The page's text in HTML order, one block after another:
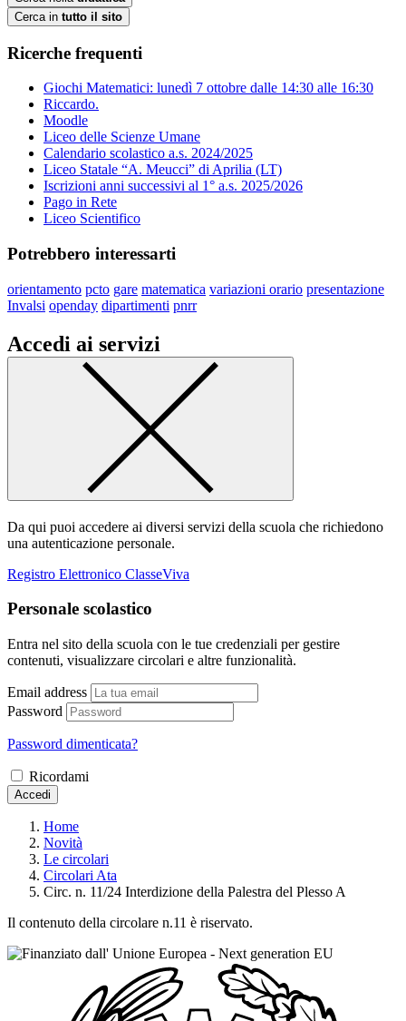
Cerca in tutto il sito
Ricerche frequenti
Giochi Matematici: lunedì 7 ottobre dalle 14:30 alle 16:30
Riccardo.
Moodle
Liceo delle Scienze Umane
Calendario scolastico a.s. 2024/2025
Liceo Statale “A. Meucci” di Aprilia (LT)
Iscrizioni anni successivi al 1° a.s. 2025/2026
Pago in Rete
Liceo Scientifico
Potrebbero interessarti
orientamento pcto gare matematica variazioni orario presentazione
Invalsi openday dipartimenti pnrr
Accedi ai servizi
Da qui puoi accedere ai diversi servizi della scuola che richiedono
una autenticazione personale.
Registro Elettronico ClasseViva
Personale scolastico
Entra nel sito della scuola con le tue credenziali per gestire
contenuti, visualizzare circolari e altre funzionalità.
Email address
Password
Password dimenticata?
Ricordami
Accedi
Home
Novità
Le circolari
Circolari Ata
Circ. n. 11/24 Interdizione della Palestra del Plesso A
Il contenuto della circolare n.11 è riservato.